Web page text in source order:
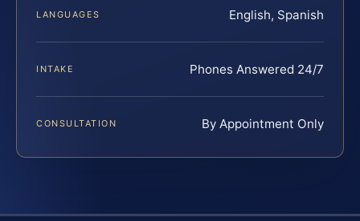
LANGUAGES English, Spanish
INTAKE Phones Answered 24/7
CONSULTATION By Appointment Only